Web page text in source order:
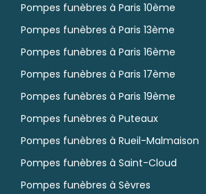
Pompes funèbres à Paris 10ème
Pompes funèbres à Paris 13ème
Pompes funèbres à Paris 16ème
Pompes funèbres à Paris 17ème
Pompes funèbres à Paris 19ème
Pompes funèbres à Puteaux
Pompes funèbres à Rueil-Malmaison
Pompes funèbres à Saint-Cloud
Pompes funèbres à Sèvres